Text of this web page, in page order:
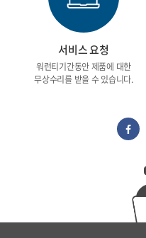
서비스 요청
워런티기간동안 제품에 대한
무상수리를 받을 수 있습니다.